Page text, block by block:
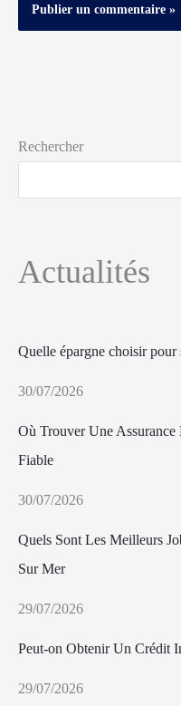
Rechercher
Actualités
Quelle épargne choisir
30/07/2026
Où Trouver Une
Fiable
30/07/2026
Quels Sont Les Meilleurs
Sur Mer
29/07/2026
Peut-on Obtenir Un Crédit
29/07/2026